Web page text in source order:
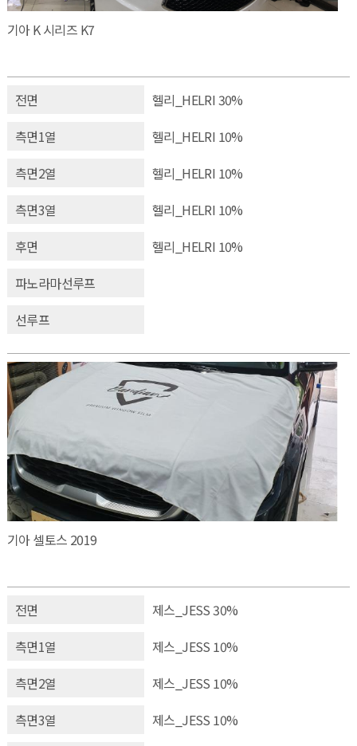
기아 K 시리즈 K7
전면
헬리_HELRI 30%
측면1열
헬리_HELRI 10%
측면2열
헬리_HELRI 10%
측면3열
헬리_HELRI 10%
후면
헬리_HELRI 10%
파노라마선루프
선루프
기아 셀토스 2019
전면
제스_JESS 30%
측면1열
제스_JESS 10%
측면2열
제스_JESS 10%
측면3열
제스_JESS 10%